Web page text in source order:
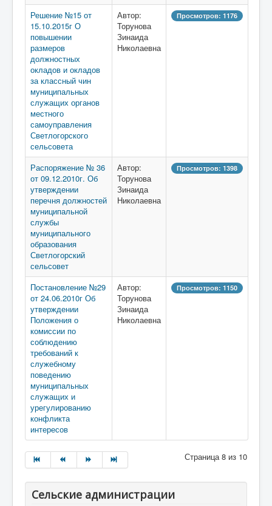
Решение №15 от
15.10.2015г О
повышении
размеров
должностных
окладов и окладов
за классный чин
муниципальных
служащих органов
местного
самоуправления
Светлогорского
сельсовета
Автор:
Торунова
Зинаида
Николаевна
Просмотров: 1176
Распоряжение № 36
от 09.12.2010г. Об
утверждении
перечня должностей
муниципальной
службы
муниципального
образования
Светлогорский
сельсовет
Автор:
Торунова
Зинаида
Николаевна
Просмотров: 1398
Постановление №29
от 24.06.2010г Об
утверждении
Положения о
комиссии по
соблюдению
требований к
служебному
поведению
муниципальных
служащих и
урегулированию
конфликта
интересов
Автор:
Торунова
Зинаида
Николаевна
Просмотров: 1150
Страница 8 из 10
Сельские администрации